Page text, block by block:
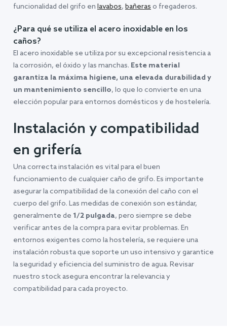
funcionalidad del grifo en lavabos, bañeraso fregaderos.
¿Para qué se utiliza el acero inoxidable en los
caños?
El acero inoxidable se utiliza por su excepcional resistencia a
la corrosión, el óxido y las manchas. Este material
garantiza la máxima higiene, una elevada durabilidad y
un mantenimiento sencillo, lo que lo convierte en una
elección popular para entornos domésticos y de hostelería.
Instalación y compatibilidad
en grifería
Una correcta instalación es vital para el buen
funcionamiento de cualquier caño de grifo. Es importante
asegurar la compatibilidad de la conexión del caño con el
cuerpo del grifo. Las medidas de conexión son estándar,
generalmente de 1/2 pulgada, pero siempre se debe
verificar antes de la compra para evitar problemas. En
entornos exigentes como la hostelería, se requiere una
instalación robusta que soporte un uso intensivo y garantice
la seguridad y eficiencia del suministro de agua. Revisar
nuestro stock asegura encontrar la relevancia y
compatibilidad para cada proyecto.